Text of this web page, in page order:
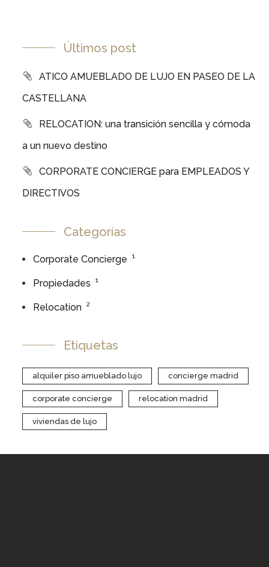
Últimos post
ATICO AMUEBLADO DE LUJO EN PASEO DE LA
CASTELLANA
RELOCATION: una transición sencilla y cómoda
a un nuevo destino
CORPORATE CONCIERGE para EMPLEADOS Y
DIRECTIVOS
Categorías
Corporate Concierge 1
Propiedades 1
Relocation 2
Etiquetas
alquiler piso amueblado lujo concierge madrid
corporate concierge relocation madrid
viviendas de lujo